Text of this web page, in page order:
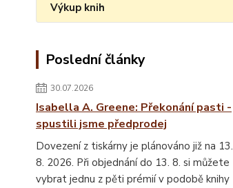
Výkup knih
Poslední články
30.07.2026
Isabella A. Greene: Překonání pasti -
spustili jsme předprodej
Dovezení z tiskárny je plánováno již na 13.
8. 2026. Při objednání do 13. 8. si můžete
vybrat jednu z pěti prémií v podobě knihy